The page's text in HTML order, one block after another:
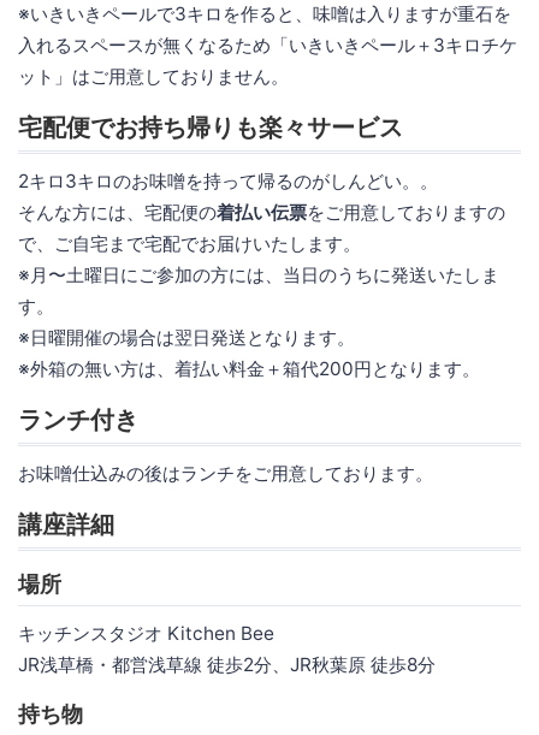
※いきいきペールで3キロを作ると、味噌は入りますが重石を
入れるスペースが無くなるため「いきいきペール＋3キロチケ
ット」はご用意しておりません。
宅配便でお持ち帰りも楽々サービス
2キロ3キロのお味噌を持って帰るのがしんどい。。
そんな方には、宅配便の着払い伝票をご用意しておりますの
で、ご自宅まで宅配でお届けいたします。
※月〜土曜日にご参加の方には、当日のうちに発送いたしま
す。
※日曜開催の場合は翌日発送となります。
※外箱の無い方は、着払い料金＋箱代200円となります。
ランチ付き
お味噌仕込みの後はランチをご用意しております。
講座詳細
場所
キッチンスタジオ Kitchen Bee
JR浅草橋・都営浅草線 徒歩2分、JR秋葉原 徒歩8分
持ち物